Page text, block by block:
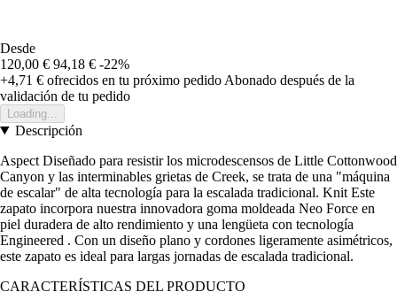
Desde
120,00 € 94,18 € -22%
+4,71 € ofrecidos en tu próximo pedido Abonado después de la
validación de tu pedido
Loading...
Descripción
Aspect Diseñado para resistir los microdescensos de Little Cottonwood
Canyon y las interminables grietas de Creek, se trata de una "máquina
de escalar" de alta tecnología para la escalada tradicional. Knit Este
zapato incorpora nuestra innovadora goma moldeada Neo Force en
piel duradera de alto rendimiento y una lengüeta con tecnología
Engineered . Con un diseño plano y cordones ligeramente asimétricos,
este zapato es ideal para largas jornadas de escalada tradicional.
CARACTERÍSTICAS DEL PRODUCTO